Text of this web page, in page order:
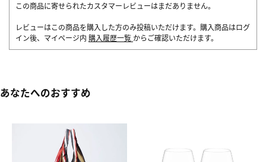
この商品に寄せられたカスタマーレビューはまだありません。
レビューはこの商品を購入した方のみ投稿いただけます。購入商品はログ
イン後、マイページ内 購入履歴一覧 からご確認いただけます。
あなたへのおすすめ